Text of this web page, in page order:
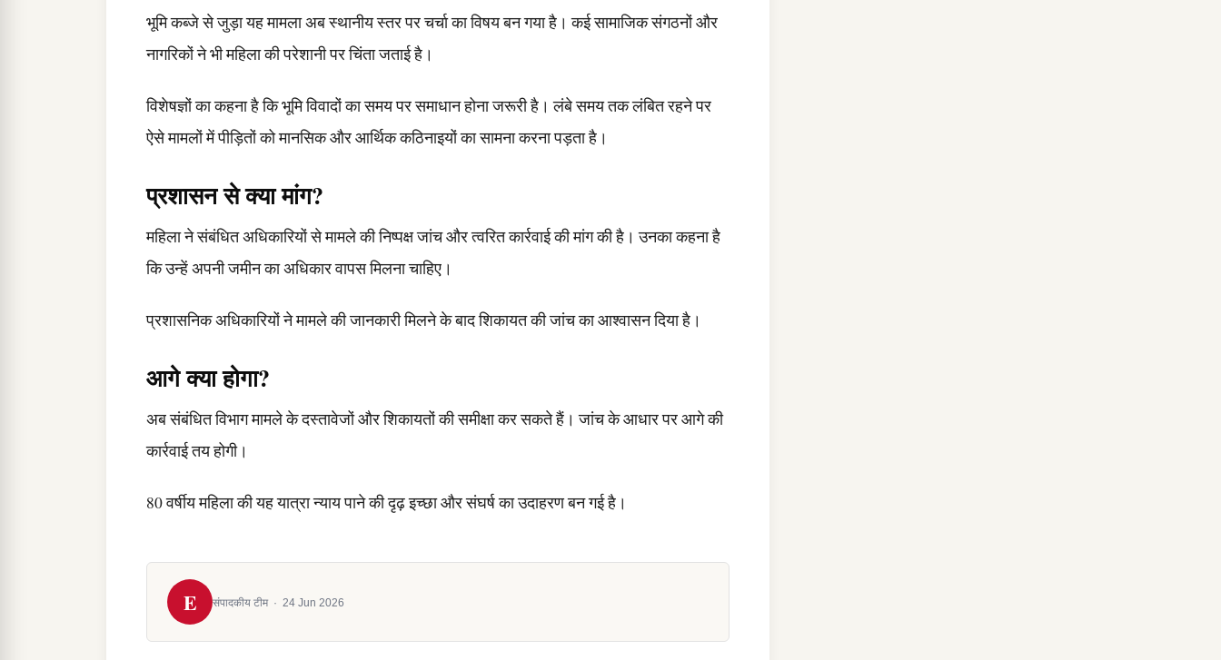
भूमि कब्जे से जुड़ा यह मामला अब स्थानीय स्तर पर चर्चा का विषय बन गया है। कई सामाजिक संगठनों और
नागरिकों ने भी महिला की परेशानी पर चिंता जताई है।
विशेषज्ञों का कहना है कि भूमि विवादों का समय पर समाधान होना जरूरी है। लंबे समय तक लंबित रहने पर
ऐसे मामलों में पीड़ितों को मानसिक और आर्थिक कठिनाइयों का सामना करना पड़ता है।
प्रशासन से क्या मांग?
महिला ने संबंधित अधिकारियों से मामले की निष्पक्ष जांच और त्वरित कार्रवाई की मांग की है। उनका कहना है
कि उन्हें अपनी जमीन का अधिकार वापस मिलना चाहिए।
प्रशासनिक अधिकारियों ने मामले की जानकारी मिलने के बाद शिकायत की जांच का आश्वासन दिया है।
आगे क्या होगा?
अब संबंधित विभाग मामले के दस्तावेजों और शिकायतों की समीक्षा कर सकते हैं। जांच के आधार पर आगे की
कार्रवाई तय होगी।
80 वर्षीय महिला की यह यात्रा न्याय पाने की दृढ़ इच्छा और संघर्ष का उदाहरण बन गई है।
E संपादकीय टीम · 24 Jun 2026